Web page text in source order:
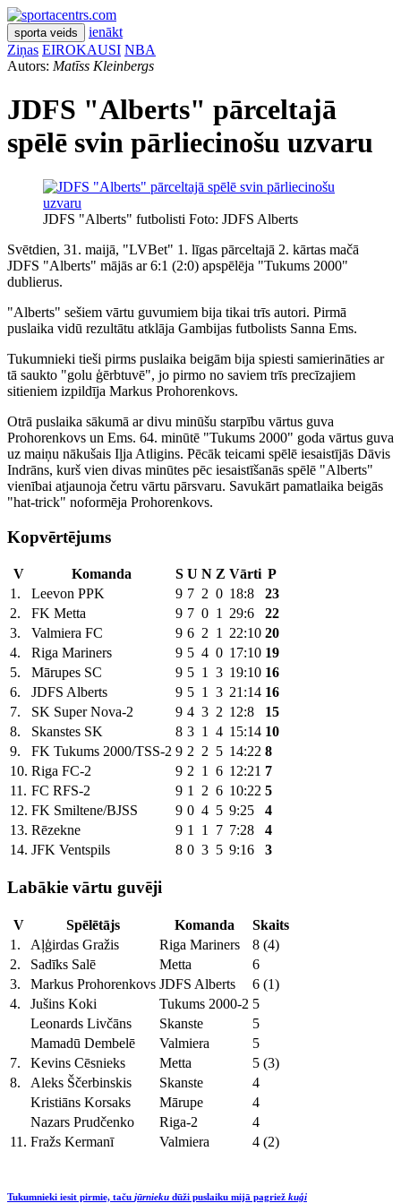
sporta veids
ienākt
Ziņas EIROKAUSI NBA
Autors: Matīss Kleinbergs
JDFS "Alberts" pārceltajā
spēlē svin pārliecinošu uzvaru
JDFS "Alberts" futbolisti Foto: JDFS Alberts
Svētdien, 31. maijā, "LVBet" 1. līgas pārceltajā 2. kārtas mačā
JDFS "Alberts" mājās ar 6:1 (2:0) apspēlēja "Tukums 2000"
dublierus.
"Alberts" sešiem vārtu guvumiem bija tikai trīs autori. Pirmā
puslaika vidū rezultātu atklāja Gambijas futbolists Sanna Ems.
Tukumnieki tieši pirms puslaika beigām bija spiesti samierināties ar
tā saukto "golu ģērbtuvē", jo pirmo no saviem trīs precīzajiem
sitieniem izpildīja Markus Prohorenkovs.
Otrā puslaika sākumā ar divu minūšu starpību vārtus guva
Prohorenkovs un Ems. 64. minūtē "Tukums 2000" goda vārtus guva
uz maiņu nākušais Iļja Atligins. Pēcāk teicami spēlē iesaistījās Dāvis
Indrāns, kurš vien divas minūtes pēc iesaistīšanās spēlē "Alberts"
vienībai atjaunoja četru vārtu pārsvaru. Savukārt pamatlaika beigās
"hat-trick" noformēja Prohorenkovs.
Kopvērtējums
V Komanda S U N Z Vārti P
1.
Leevon PPK 9 7 2 0 18:8
23
2.
FK Metta 9 7 0 1 29:6
22
3.
Valmiera FC 9 6 2 1 22:10 20
4.
Riga Mariners 9 5 4 0 17:10 19
5.
Mārupes SC 9 5 1 3 19:10 16
6.
JDFS Alberts 9 5 1 3 21:14 16
7.
SK Super Nova-2 9 4 3 2 12:8
15
8.
Skanstes SK 8 3 1 4 15:14 10
9.
FK Tukums 2000/TSS-2 9 2 2 5 14:22 8
10. Riga FC-2 9 2 1 6 12:21 7
11. FC RFS-2 9 1 2 6 10:22 5
12. FK Smiltene/BJSS 9 0 4 5 9:25
4
13. Rēzekne 9 1 1 7 7:28
4
14. JFK Ventspils 8 0 3 5 9:16 3
Labākie vārtu guvēji
V Spēlētājs Komanda
Skaits
1.
Aļģirdas Gražis Riga Mariners
8 (4)
2.
Sadīks Salē Metta
6
3.
Markus Prohorenkovs JDFS Alberts
6 (1)
4.
Jušins Koki Tukums 2000-2 5
Leonards Livčāns
Skanste
5
Mamadū Dembelē
Valmiera
5
7.
Kevins Cēsnieks Metta
5 (3)
8.
Aleks Ščerbinskis Skanste
4
Kristiāns Korsaks
Mārupe
4
Nazars Prudčenko
Riga-2
4
11. Fražs Kermanī Valmiera 4 (2)
Tukumnieki iesit pirmie, taču jūrnieku dūži puslaiku mijā pagriež kuģi